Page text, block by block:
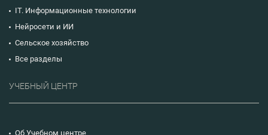
IT. Информационные технологии
Нейросети и ИИ
Сельское хозяйство
Все разделы
УЧЕБНЫЙ ЦЕНТР
Об Учебном центре